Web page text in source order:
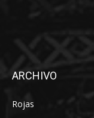
ARCHIVO
Rojas